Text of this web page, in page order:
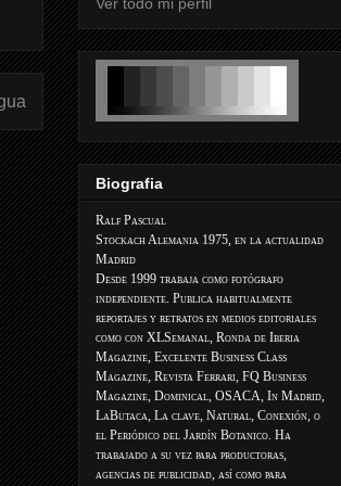
Ver todo mi perfil
Biografia
Ralf Pascual
Stockach Alemania 1975, en la actualidad
Madrid
Desde 1999 trabaja como fotógrafo
independiente. Publica habitualmente
reportajes y retratos en medios editoriales
como con XLSemanal, Ronda de Iberia
Magazine, Excelente Business Class
Magazine, Revista Ferrari, FQ Business
Magazine, Dominical, OSACA, In Madrid,
LaButaca, La clave, Natural, Conexión, o
el Periódico del Jardín Botanico. Ha
trabajado a su vez para productoras,
agencias de publicidad, así como para